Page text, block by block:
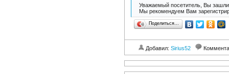
Уважаемый посетитель, Вы зашли
Мы рекомендуем Вам
Поделиться…
Добавил: Sirius52